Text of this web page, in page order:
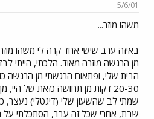
ש
א
ר
5/6/01
משהו מוזר...
באיזה ערב שישי אחד קרה לי משהו
מן הרגשה מוזרה מאוד. הלכתי, הייתי
הבית שלי, ופתאום הרגשתי מן הרגשה
20-30 דקות מן תחושה כזאת של
שמתי לב שהשעון שלי (דיגטלי) נעצר,
שבת, אחרי שכל זה עבר, הסתכלתי על